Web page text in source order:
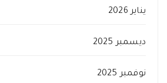
يناير 2026
ديسمبر 2025
نوفمبر 2025